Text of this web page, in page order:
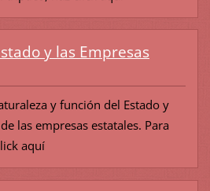
y las Empresas
y función del Estado y
las empresas estatales. Para
aquí